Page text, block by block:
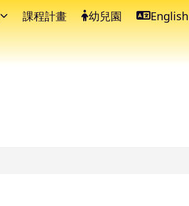
⏸
課程計畫 幼兒園 English